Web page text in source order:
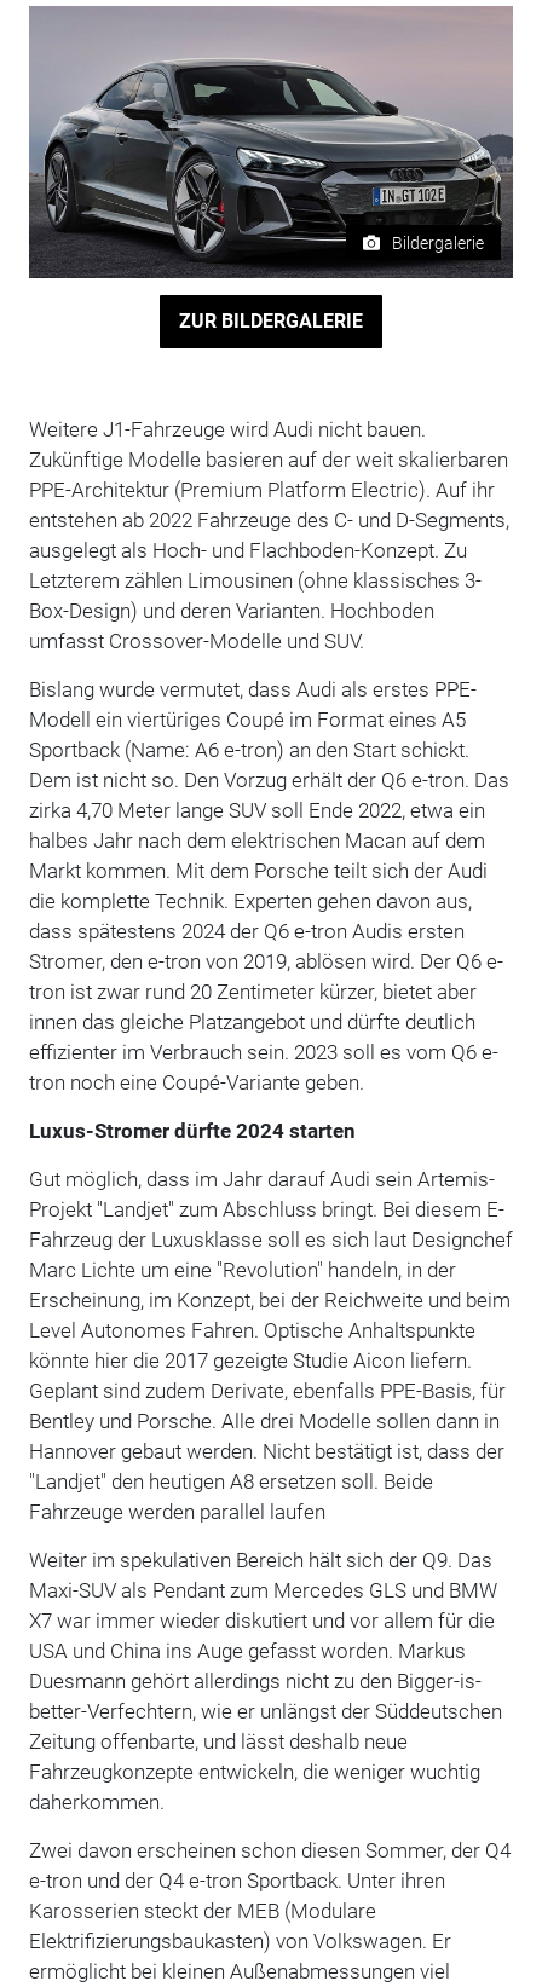
Bildergalerie
ZUR BILDERGALERIE
Weitere J1-Fahrzeuge wird Audi nicht bauen.
Zukünftige Modelle basieren auf der weit skalierbaren
PPE-Architektur (Premium Platform Electric). Auf ihr
entstehen ab 2022 Fahrzeuge des C- und D-Segments,
ausgelegt als Hoch- und Flachboden-Konzept. Zu
Letzterem zählen Limousinen (ohne klassisches 3-
Box-Design) und deren Varianten. Hochboden
umfasst Crossover-Modelle und SUV.
Bislang wurde vermutet, dass Audi als erstes PPE-
Modell ein viertüriges Coupé im Format eines A5
Sportback (Name: A6 e-tron) an den Start schickt.
Dem ist nicht so. Den Vorzug erhält der Q6 e-tron. Das
zirka 4,70 Meter lange SUV soll Ende 2022, etwa ein
halbes Jahr nach dem elektrischen Macan auf dem
Markt kommen. Mit dem Porsche teilt sich der Audi
die komplette Technik. Experten gehen davon aus,
dass spätestens 2024 der Q6 e-tron Audis ersten
Stromer, den e-tron von 2019, ablösen wird. Der Q6 e-
tron ist zwar rund 20 Zentimeter kürzer, bietet aber
innen das gleiche Platzangebot und dürfte deutlich
effizienter im Verbrauch sein. 2023 soll es vom Q6 e-
tron noch eine Coupé-Variante geben.
Luxus-Stromer dürfte 2024 starten
Gut möglich, dass im Jahr darauf Audi sein Artemis-
Projekt "Landjet" zum Abschluss bringt. Bei diesem E-
Fahrzeug der Luxusklasse soll es sich laut Designchef
Marc Lichte um eine "Revolution" handeln, in der
Erscheinung, im Konzept, bei der Reichweite und beim
Level Autonomes Fahren. Optische Anhaltspunkte
könnte hier die 2017 gezeigte Studie Aicon liefern.
Geplant sind zudem Derivate, ebenfalls PPE-Basis, für
Bentley und Porsche. Alle drei Modelle sollen dann in
Hannover gebaut werden. Nicht bestätigt ist, dass der
"Landjet" den heutigen A8 ersetzen soll. Beide
Fahrzeuge werden parallel laufen
Weiter im spekulativen Bereich hält sich der Q9. Das
Maxi-SUV als Pendant zum Mercedes GLS und BMW
X7 war immer wieder diskutiert und vor allem für die
USA und China ins Auge gefasst worden. Markus
Duesmann gehört allerdings nicht zu den Bigger-is-
better-Verfechtern, wie er unlängst der Süddeutschen
Zeitung offenbarte, und lässt deshalb neue
Fahrzeugkonzepte entwickeln, die weniger wuchtig
daherkommen.
Zwei davon erscheinen schon diesen Sommer, der Q4
e-tron und der Q4 e-tron Sportback. Unter ihren
Karosserien steckt der MEB (Modulare
Elektrifizierungsbaukasten) von Volkswagen. Er
ermöglicht bei kleinen Außenabmessungen viel